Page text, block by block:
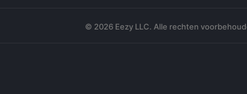
© 2026 Eezy LLC. Alle rechten